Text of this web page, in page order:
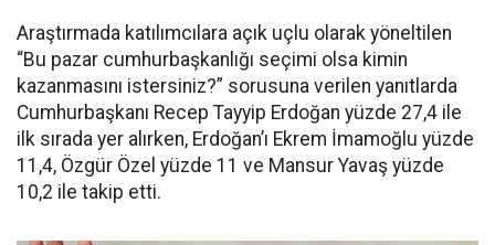
Araştırmada katılımcılara açık uçlu olarak yöneltilen
“Bu pazar cumhurbaşkanlığı seçimi olsa kimin
kazanmasını istersiniz?” sorusuna verilen yanıtlarda
Cumhurbaşkanı Recep Tayyip Erdoğan yüzde 27,4 ile
ilk sırada yer alırken, Erdoğan’ı Ekrem İmamoğlu yüzde
11,4, Özgür Özel yüzde 11 ve Mansur Yavaş yüzde
10,2 ile takip etti.